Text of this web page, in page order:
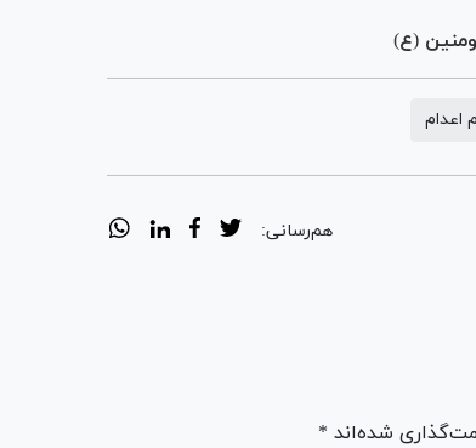
(ع)
اعدام
هم‌رسانی:
شده‌اند *